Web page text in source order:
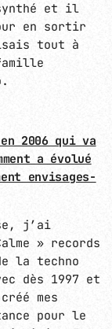
et il
en sortir
tout à
2006 qui va
a évolué
envisages-
j’ai
» records
la techno
dès 1997 et
mes
pour le